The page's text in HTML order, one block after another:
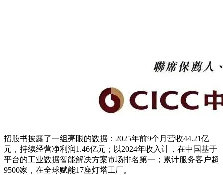
招股书披露了一组亮眼的数据：2025年前9个月营收44.21亿
元，持续经营净利润1.46亿元；以2024年收入计，在中国基于
平台的工业数据智能解决方案市场排名第一；累计服务客户超
9500家，在全球赋能17座灯塔工厂。